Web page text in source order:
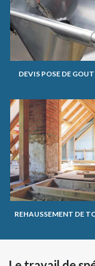
DEVIS POSE DE
REHAUSSEMENT DE